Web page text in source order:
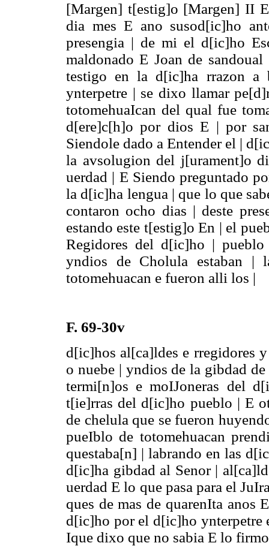
[Margen] t[estig]o [Margen] II
dia mes E ano susod[ic]ho
presengia | de mi el d[ic]ho
maldonado E Joan de
testigo en la d[ic]ha rrazon
ynterpetre | se dixo llamar
totomehuaIcan del qual fue
d[ere]c[h]o por dios E | por
Siendole dado a Entender el |
la avsolugion del j[urament]o
uerdad | E Siendo preguntado
la d[ic]ha lengua | que lo que
contaron ocho dias | deste
estando este t[estig]o En | el
Regidores del d[ic]ho |
yndios de Cholula estaban |
totomehuacan e fueron alli los |
F. 69-30v
d[ic]hos al[ca]ldes e rregidores
o nuebe | yndios de la gibdad
termi[n]os e moIJoneras del
t[ie]rras del d[ic]ho pueblo | E
de chelula que se fueron
pueIblo de totomehuacan
questaba[n] | labrando en las
d[ic]ha gibdad al Senor |
uerdad E lo que pasa para el
ques de mas de quarenIta anos
d[ic]ho por el d[ic]ho ynterpetre
Ique dixo que no sabia E lo